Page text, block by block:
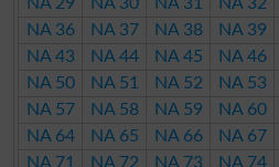
NA 36
NA 37 NA 38 NA 39
NA 43
NA 44 NA 45 NA 46
NA 50
NA 51 NA 52 NA 53
NA 57
NA 58 NA 59 NA 60
NA 64
NA 65 NA 66 NA 67
NA 71
NA 72 NA 73 NA 74